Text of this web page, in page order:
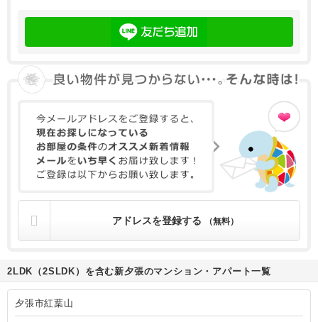
アドレスを登録する （無料）
2LDK（2SLDK）を含む新夕張のマンション・アパート一覧
夕張市紅葉山